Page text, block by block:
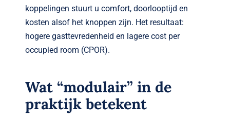
koppelingen stuurt u comfort, doorlooptijd en
kosten alsof het knoppen zijn. Het resultaat:
hogere gasttevredenheid en lagere cost per
occupied room (CPOR).
Wat “modulair” in de
praktijk betekent